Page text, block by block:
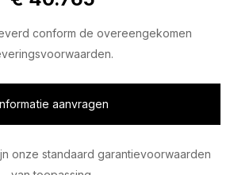
conform de overeengekomen
Informatie aanvragen
onze standaard garantievoorwaarden